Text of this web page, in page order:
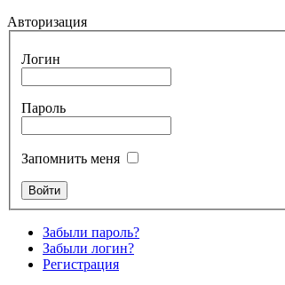
Авторизация
Логин
Пароль
Запомнить меня
Забыли пароль?
Забыли логин?
Регистрация